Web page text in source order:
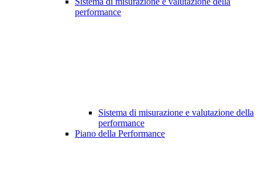
performance
Sistema di misurazione e valutazione della
performance
Piano della Performance